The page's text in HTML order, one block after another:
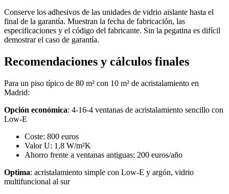
Conserve los adhesivos de las unidades de vidrio aislante hasta el
final de la garantía. Muestran la fecha de fabricación, las
especificaciones y el código del fabricante. Sin la pegatina es difícil
demostrar el caso de garantía.
Recomendaciones y cálculos finales
Para un piso típico de 80 m² con 10 m² de acristalamiento en
Madrid:
Opción económica: 4-16-4 ventanas de acristalamiento sencillo con
Low-E
Coste: 800 euros
Valor U: 1,8 W/m²K
Ahorro frente a ventanas antiguas: 200 euros/año
Optima: acristalamiento simple con Low-E y argón, vidrio
multifuncional al sur